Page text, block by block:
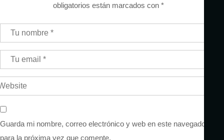
obligatorios están marcados con *
Guarda mi nombre, correo electrónico y web en este navegador
para la próxima vez que comente.